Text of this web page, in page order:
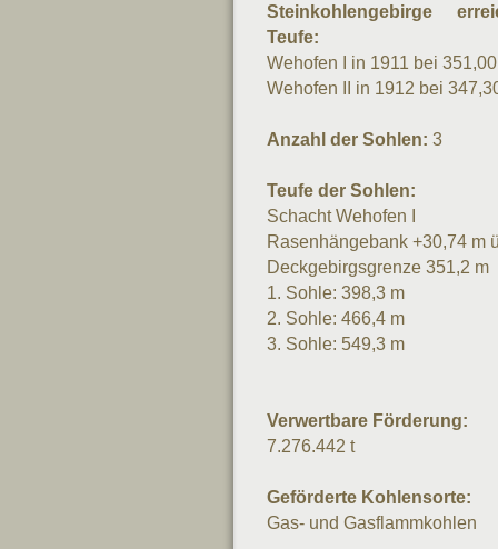
Steinkohlengebirge
Teufe:
Wehofen I in 1911 bei
Wehofen II in 1912 bei
Anzahl der Sohlen: 3
Teufe der Sohlen:
Schacht Wehofen I
Rasenhängebank +30,74 m
Deckgebirgsgrenze 351,2 m
1. Sohle: 398,3 m
2. Sohle: 466,4 m
3. Sohle: 549,3 m
Verwertbare Förderung:
7.276.442 t
Geförderte Kohlensorte:
Gas- und Gasflammkohlen